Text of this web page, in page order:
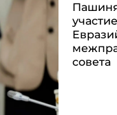
совета